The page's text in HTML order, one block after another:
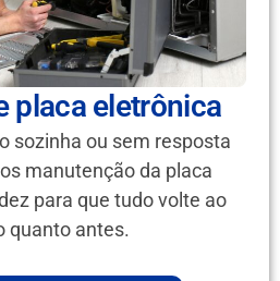
placa eletrônica
sozinha ou sem resposta
manutenção da placa
para que tudo volte ao
quanto antes.